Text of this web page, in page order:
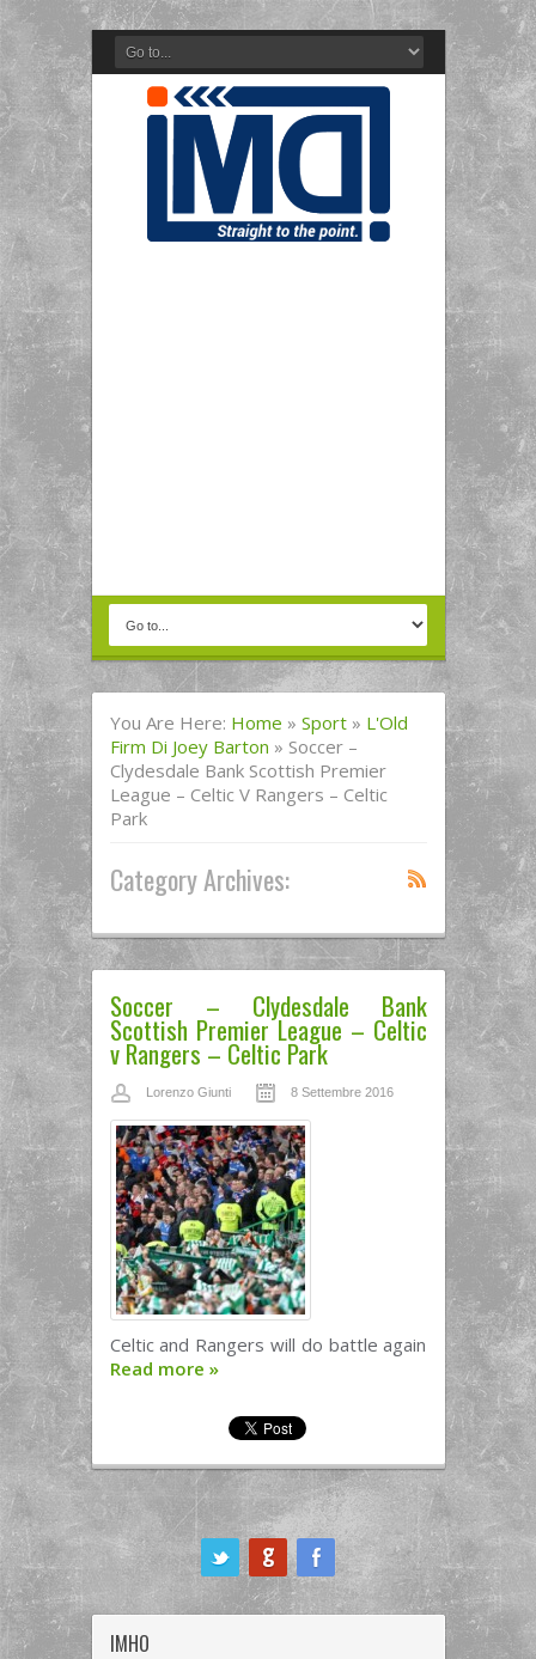
You Are Here: Home » Sport » L'Old
Firm Di Joey Barton » Soccer –
Clydesdale Bank Scottish Premier
League – Celtic V Rangers – Celtic
Park
Category Archives:
Soccer – Clydesdale Bank
Scottish Premier League – Celtic
v Rangers – Celtic Park
Lorenzo Giunti 8 Settembre 2016
Celtic and Rangers will do battle again
Read more »
IMHO